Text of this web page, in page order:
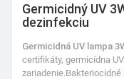
Germicidný UV
dezinfekciu
Germicidná UV lampa
certifikáty, germicídna